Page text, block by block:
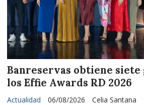
Banreservas obtiene siete
los Effie Awards RD 2026
Celia Santana
Actualidad 06/08/2026